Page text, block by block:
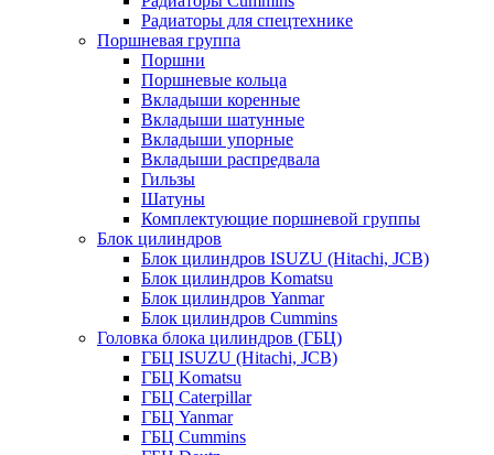
Радиаторы для спецтехнике
Поршневая группа
Поршни
Поршневые кольца
Вкладыши коренные
Вкладыши шатунные
Вкладыши упорные
Вкладыши распредвала
Гильзы
Шатуны
Комплектующие поршневой группы
Блок цилиндров
Блок цилиндров ISUZU (Hitachi, JCB)
Блок цилиндров Komatsu
Блок цилиндров Yanmar
Блок цилиндров Cummins
Головка блока цилиндров (ГБЦ)
ГБЦ ISUZU (Hitachi, JCB)
ГБЦ Komatsu
ГБЦ Caterpillar
ГБЦ Yanmar
ГБЦ Cummins